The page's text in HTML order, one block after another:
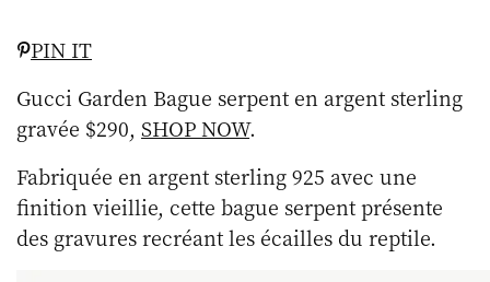
PIN IT
Gucci Garden Bague serpent en argent sterling
gravée $290,SHOP NOW.
Fabriquée en argent sterling 925 avec une
finition vieillie, cette bague serpent présente
des gravures recréant les écailles du reptile.